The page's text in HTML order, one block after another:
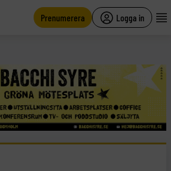
Prenumerera Logga in